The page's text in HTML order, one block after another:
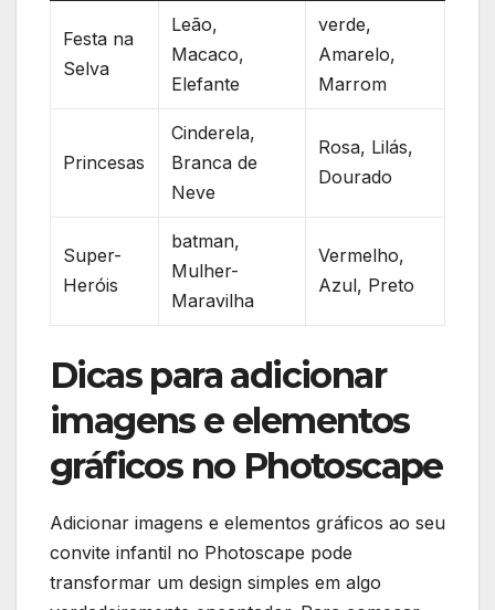
Festa na
Selva
Leão,
Macaco,
Elefante
verde,
Amarelo,
Marrom
Princesas
Cinderela,
Branca de
Neve
Rosa, Lilás,
Dourado
Super-
Heróis
batman,
Mulher-
Maravilha
Vermelho,
Azul, Preto
Dicas para adicionar
imagens e‌ elementos
gráficos no Photoscape
Adicionar imagens e elementos gráficos ao seu
convite infantil no Photoscape⁣ pode
transformar um design simples em algo